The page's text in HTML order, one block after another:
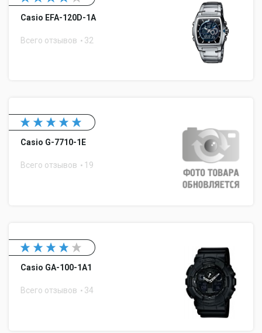
Casio EFA-120D-1A
Всего отзывов 32
Casio G-7710-1E
Всего отзывов 19
Casio GA-100-1A1
Всего отзывов 34